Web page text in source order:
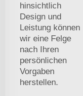
hinsichtlich
Design und
Leistung können
wir eine Felge
nach Ihren
persönlichen
Vorgaben
herstellen.